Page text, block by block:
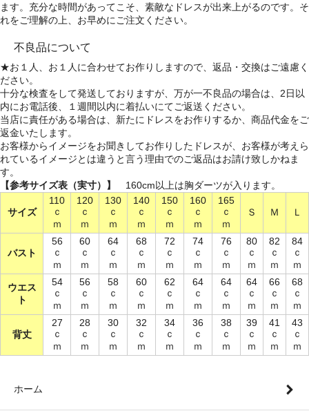
ます。充分な時間があってこそ、素敵なドレスが出来上がるのです。そ
れをご理解の上、お早めにご注文ください。
不良品について
★お１人、お１人に合わせてお作りしますので、返品・交換はご遠慮く
ださい。
十分な検査をして発送しておりますが、万が一不良品の場合は、2日以
内にお電話後、１週間以内に着払いにてご返送ください。
当店に責任がある場合は、新たにドレスをお作りするか、商品代金をご
返金いたします。
お客様からイメージをお聞きしてお作りしたドレスが、お客様が考えら
れているイメージとは違うと言う理由でのご返品はお請け致しかねま
す。
【参考サイズ表（実寸）】 160cm以上は胸ダーツが入ります。
サイズ
110
ｃ
ｍ
120
ｃ
ｍ
130
ｃ
ｍ
140
ｃ
ｍ
150
ｃ
ｍ
160
ｃ
ｍ
165
ｃ
ｍ
Ｓ Ｍ Ｌ
バスト
56
ｃ
ｍ
60
ｃ
ｍ
64
ｃ
ｍ
68
ｃ
ｍ
72
ｃ
ｍ
74
ｃ
ｍ
76
ｃ
ｍ
80
ｃ
ｍ
82
ｃ
ｍ
84
ｃ
ｍ
ウエス
ト
54
ｃ
ｍ
56
ｃ
ｍ
58
ｃ
ｍ
60
ｃ
ｍ
62
ｃ
ｍ
64
ｃ
ｍ
64
ｃ
ｍ
64
ｃ
ｍ
66
ｃ
ｍ
68
ｃ
ｍ
背丈
27
ｃ
ｍ
28
ｃ
ｍ
30
ｃ
ｍ
32
ｃ
ｍ
34
ｃ
ｍ
36
ｃ
ｍ
38
ｃ
ｍ
39
ｃ
ｍ
41
ｃ
ｍ
43
ｃ
ｍ
ホーム